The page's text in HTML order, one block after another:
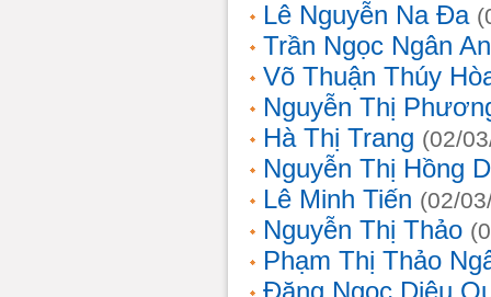
Lê Nguyễn Na Đa
Trần Ngọc Ngân
Võ Thuận Thúy
Nguyễn Thị
Hà Thị Trang (02/
Nguyễn Thị Hồng
Lê Minh Tiến (02/
Nguyễn Thị Thảo
Phạm Thị Thảo
Đặng Ngọc Diệu